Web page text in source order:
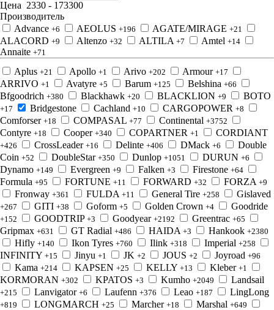
Цена 2330 - 173300
Производитель
Advance +6 AEOLUS +196 AGATE/MIRAGE +21
ALACORD +9 Altenzo +32 ALTILA +7 Amtel +14
Annaite +71
Aplus +21 Apollo +1 Arivo +202 Armour +17
ARRIVO +1 Avatyre +5 Barum +125 Belshina +66
Bfgoodrich +380 Blackhawk +20 BLACKLION +9 BOTO
+17 Bridgestone Cachland +10 CARGOPOWER +8
Comforser +18 COMPASAL +77 Continental +3752
Contyre +18 Cooper +340 COPARTNER +1 CORDIANT
+426 CrossLeader +16 Delinte +406 DMack +6
Double
Coin +52 DoubleStar +350 Dunlop +1051 DURUN +6
Dynamo +149 Evergreen +9 Falken +3 Firestone +64
Formula +95 FORTUNE +11 FORWARD +32 FORZA +9
Fronway +361 FULDA +11 General Tire +258 Gislaved
+267 GITI +38 Goform +5 Golden Crown +4 Goodride
+152 GOODTRIP +3 Goodyear +2192 Greentrac +65
Gripmax +631 GT Radial +486 HAIDA +3 Hankook +2380
Hifly +140 Ikon Tyres +760 Ilink +318 Imperial +258
INFINITY +15 Jinyu +1 JK +2 JOUS +2 Joyroad +96
Kama +214 KAPSEN +25 KELLY +13 Kleber +1
KORMORAN +302 KPATOS +3 Kumho +2049 Landsail
+215 Lanvigator +6 Laufenn +376 Leao +187 LingLong
+819 LONGMARCH +25 Marcher +18 Marshal +649